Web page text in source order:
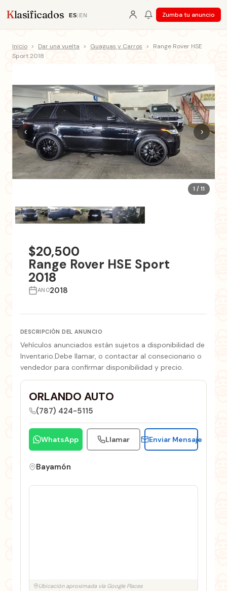
Klasificados ES| EN Zumba tu anuncio
Inicio > Dar una vuelta > Guaguas y Carros >
Range Rover HSE
Sport 2018
1 / 11
‹ ›
$20,500
Range Rover HSE Sport
2018
ANO2018
DESCRIPCIÓN DEL ANUNCIO
Vehículos anunciados están sujetos a disponibilidad de
Inventario.Debe llamar, o contactar al consecionario o
vendedor para confirmar disponibilidad y precio.
ORLANDO AUTO
(787) 424-5115
WhatsApp Llamar Enviar Mensaje
Bayamón
Ubicación aproximada vía Google Places